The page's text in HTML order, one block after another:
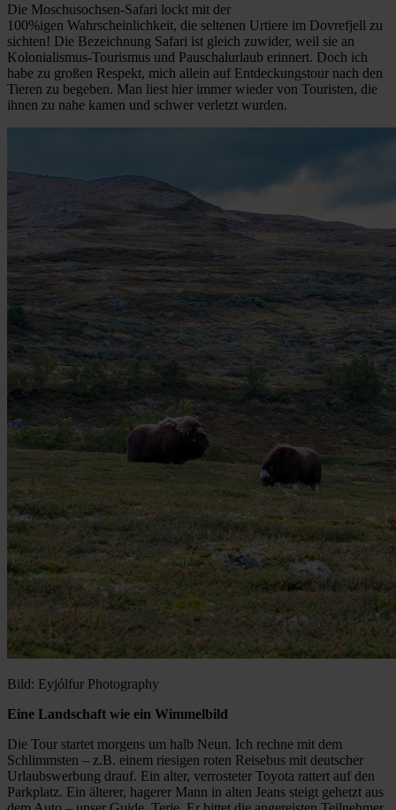
Die Moschusochsen-Safari lockt mit der
100%igen Wahrscheinlichkeit, die seltenen Urtiere im Dovrefjell zu
sichten! Die Bezeichnung Safari ist gleich zuwider, weil sie an
Kolonialismus-Tourismus und Pauschalurlaub erinnert. Doch ich
habe zu großen Respekt, mich allein auf Entdeckungstour nach den
Tieren zu begeben. Man liest hier immer wieder von Touristen, die
ihnen zu nahe kamen und schwer verletzt wurden.
Bild: Eyjólfur Photography
Eine Landschaft wie ein Wimmelbild
Die Tour startet morgens um halb Neun. Ich rechne mit dem
Schlimmsten – z.B. einem riesigen roten Reisebus mit deutscher
Urlaubswerbung drauf. Ein alter, verrosteter Toyota rattert auf den
Parkplatz. Ein älterer, hagerer Mann in alten Jeans steigt gehetzt aus